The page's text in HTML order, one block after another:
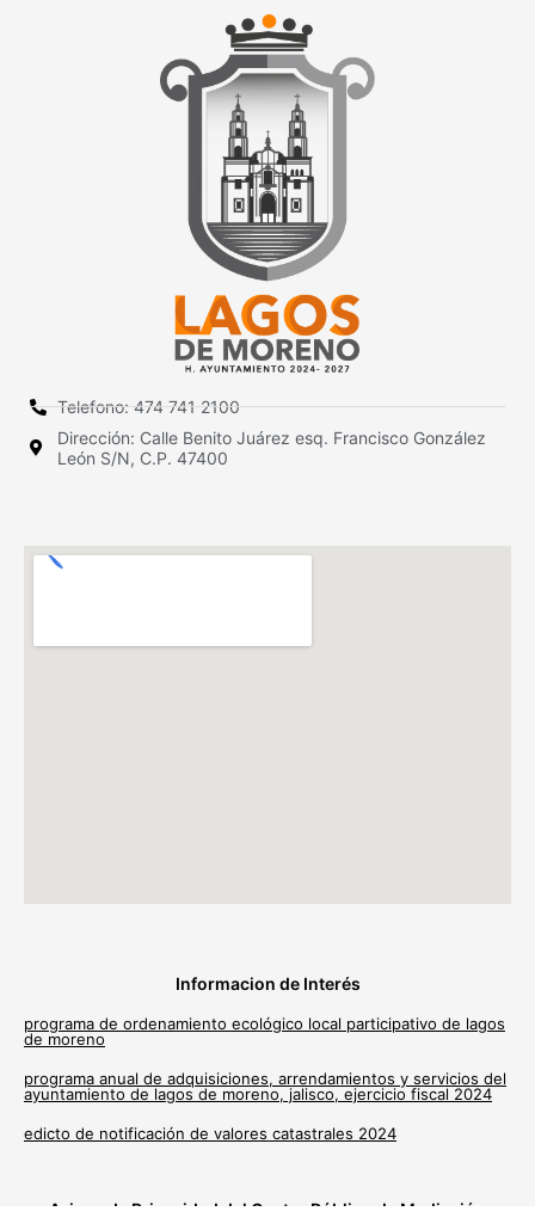
Telefono: 474 741 2100
Dirección: Calle Benito Juárez esq. Francisco González
León S/N, C.P. 47400
Informacion de Interés
programa de ordenamiento ecológico local participativo de lagos
de moreno
programa anual de adquisiciones, arrendamientos y servicios del
ayuntamiento de lagos de moreno, jalisco, ejercicio fiscal 2024
edicto de notificación de valores catastrales 2024
Avisos de Privacidad del Centro Público de Mediación